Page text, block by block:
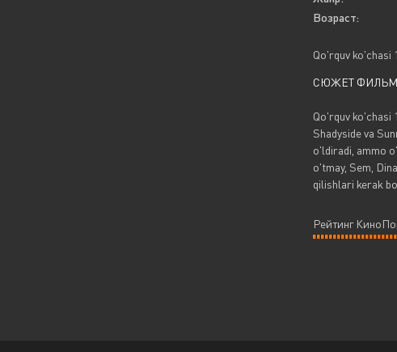
Возраст:
Qo'rquv ko'chasi
СЮЖЕТ
Qo'rquv ko'chasi
Shadyside va
o'ldiradi, ammo
o'tmay, Sem,
qilishlari kerak
Рейтинг